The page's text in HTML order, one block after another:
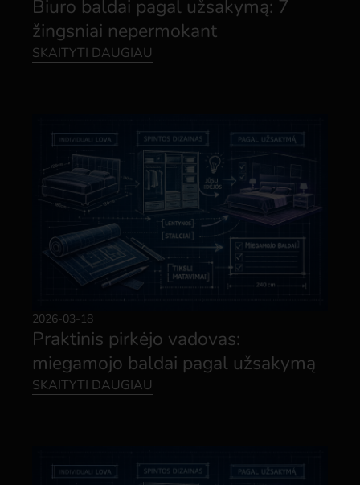
Biuro baldai pagal užsakymą: 7
žingsniai nepermokant
SKAITYTI DAUGIAU
2026-03-18
Praktinis pirkėjo vadovas:
miegamojo baldai pagal užsakymą
SKAITYTI DAUGIAU